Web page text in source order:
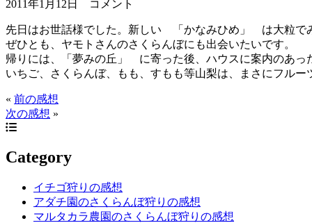
2011年1月12日 コメント
先日はお世話様でした。新しい 「かなみひめ」 は大粒で
ぜひとも、ヤモトさんのさくらんぼにも出会いたいです。
帰りには、「夢みの丘」 に寄った後、ハウスに案内のあ
いちご、さくらんぼ、もも、すもも等山梨は、まさにフルー
« 前の感想
次の感想 »
Category
イチゴ狩りの感想
アダチ園のさくらんぼ狩りの感想
マルタカラ農園のさくらんぼ狩りの感想